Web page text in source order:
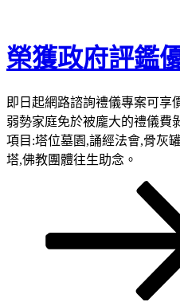
主
要
容
榮獲政府評鑑
即日起網路諮詢禮儀專案可享
弱勢家庭免於被龐大的禮儀費
項目:塔位墓園,誦經法會,骨灰
塔,佛教團體往生助念。